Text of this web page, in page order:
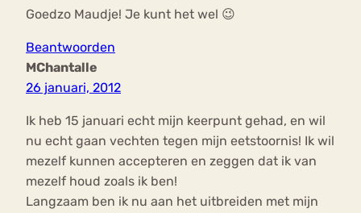
Goedzo Maudje! Je kunt het wel 😉
Beantwoorden
MChantalle
26 januari, 2012
Ik heb 15 januari echt mijn keerpunt gehad, en wil
nu echt gaan vechten tegen mijn eetstoornis! Ik wil
mezelf kunnen accepteren en zeggen dat ik van
mezelf houd zoals ik ben!
Langzaam ben ik nu aan het uitbreiden met mijn